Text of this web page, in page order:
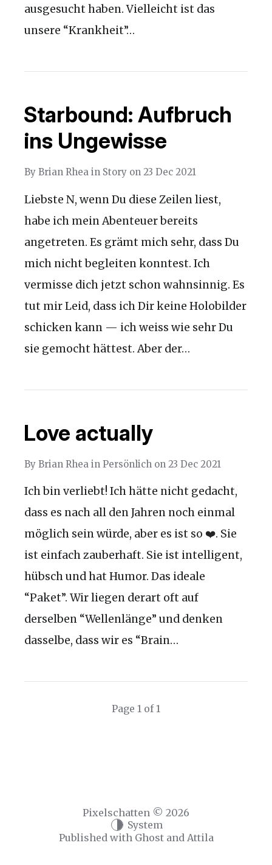
ausgesucht haben. Vielleicht ist das
unsere “Krankheit”…
Starbound: Aufbruch
ins Ungewisse
By Brian Rhea in Story on 23 Dec 2021
Liebste N, wenn Du diese Zeilen liest,
habe ich mein Abenteuer bereits
angetreten. Es grämt mich sehr, dass Du
mich nicht begleiten konntest. Ich
vermisse dich jetzt schon wahnsinnig. Es
tut mir Leid, dass ich Dir keine Holobilder
schicken kann — ich weiss wie sehr Du
sie gemocht hättest. Aber der…
Love actually
By Brian Rhea in Persönlich on 23 Dec 2021
Ich bin verliebt! Ich hätte nicht gedacht,
dass es nach all den Jahren noch einmal
möglich sein würde, aber es ist so ❤️. Sie
ist einfach zauberhaft. Sie ist intelligent,
hübsch und hat Humor. Das ideale
“Paket”. Wir liegen derart oft auf
derselben “Wellenlänge” und denken
dasselbe, dass wir es “Brain…
Page 1 of 1
Pixelschatten © 2026
System
Published with Ghostand Attila